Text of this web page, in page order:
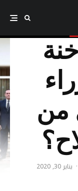
من
· يناير 30, 2020